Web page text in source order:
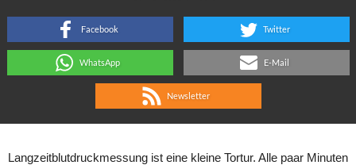
Facebook Twitter
WhatsApp E-Mail
Newsletter
Langzeitblutdruckmessung ist eine kleine Tortur. Alle paar Minuten